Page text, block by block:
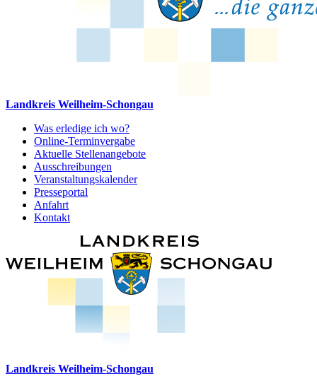
Landkreis Weilheim-Schongau
Was erledige ich wo?
Online-Terminvergabe
Aktuelle Stellenangebote
Ausschreibungen
Veranstaltungskalender
Presseportal
Anfahrt
Kontakt
Landkreis Weilheim-Schongau